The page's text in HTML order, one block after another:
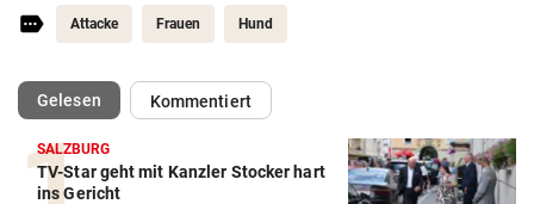
Attacke Frauen Hund
Gelesen(ausgewählt)Kommentiert
SALZBURG
TV-Star geht mit Kanzler Stocker hart
ins Gericht